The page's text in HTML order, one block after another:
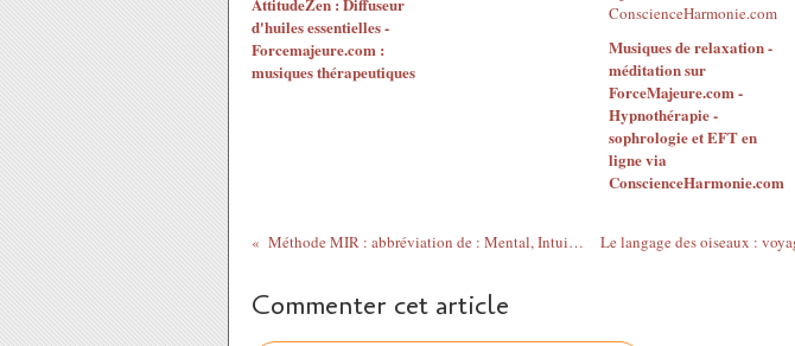
d'huiles essentielles -
Forcemajeure.com :
musiques thérapeutiques
Musiques de relaxation -
méditation sur
ForceMajeure.com -
Hypnothérapie -
sophrologie et EFT en
ligne via
ConscienceHarmonie.com
Méthode MIR : abbréviation de : Mental, Intuitif et Reformateur.
Commenter cet article